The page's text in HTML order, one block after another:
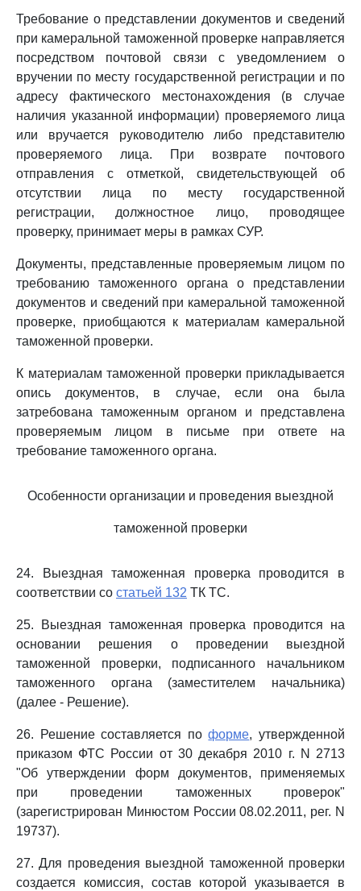
Требование о представлении документов и сведений
при камеральной таможенной проверке направляется
посредством почтовой связи с уведомлением о
вручении по месту государственной регистрации и по
адресу фактического местонахождения (в случае
наличия указанной информации) проверяемого лица
или вручается руководителю либо представителю
проверяемого лица. При возврате почтового
отправления с отметкой, свидетельствующей об
отсутствии лица по месту государственной
регистрации, должностное лицо, проводящее
проверку, принимает меры в рамках СУР.
Документы, представленные проверяемым лицом по
требованию таможенного органа о представлении
документов и сведений при камеральной таможенной
проверке, приобщаются к материалам камеральной
таможенной проверки.
К материалам таможенной проверки прикладывается
опись документов, в случае, если она была
затребована таможенным органом и представлена
проверяемым лицом в письме при ответе на
требование таможенного органа.
Особенности организации и проведения выездной
таможенной проверки
24. Выездная таможенная проверка проводится в
соответствии со статьей 132 ТК ТС.
25. Выездная таможенная проверка проводится на
основании решения о проведении выездной
таможенной проверки, подписанного начальником
таможенного органа (заместителем начальника)
(далее - Решение).
26. Решение составляется поформе, утвержденной
приказом ФТС России от 30 декабря 2010 г. N 2713
"Об утверждении форм документов, применяемых
при проведении таможенных проверок"
(зарегистрирован Минюстом России 08.02.2011, рег. N
19737).
27. Для проведения выездной таможенной проверки
создается комиссия, состав которой указывается в